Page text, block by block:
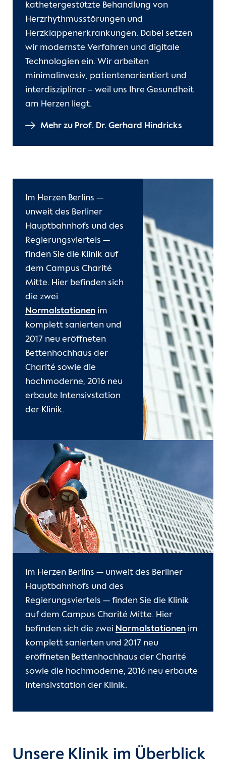
kathetergestützte Behandlung von
Herzrhythmusstörungen und
Herzklappenerkrankungen. Dabei setzen
wir modernste Verfahren und digitale
Technologien ein. Wir arbeiten
minimalinvasiv, patientenorientiert und
interdisziplinär – weil uns Ihre Gesundheit
am Herzen liegt.
Mehr zu Prof. Dr. Gerhard Hindricks
Im Herzen Berlins —
unweit des Berliner
Hauptbahnhofs und des
Regierungsviertels —
finden Sie die Klinik auf
dem Campus Charité
Mitte. Hier befinden sich
die zwei
Normalstationen im
komplett sanierten und
2017 neu eröffneten
Bettenhochhaus der
Charité sowie die
hochmoderne, 2016 neu
erbaute Intensivstation
der Klinik.
Im Herzen Berlins — unweit des Berliner
Hauptbahnhofs und des
Regierungsviertels — finden Sie die Klinik
auf dem Campus Charité Mitte. Hier
befinden sich die zwei Normalstationen im
komplett sanierten und 2017 neu
eröffneten Bettenhochhaus der Charité
sowie die hochmoderne, 2016 neu erbaute
Intensivstation der Klinik.
Unsere Klinik im Überblick